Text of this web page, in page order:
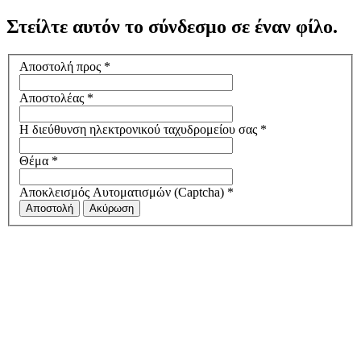
Στείλτε αυτόν το σύνδεσμο σε έναν φίλο.
Αποστολή προς *
Αποστολέας *
Η διεύθυνση ηλεκτρονικού ταχυδρομείου σας *
Θέμα *
Αποκλεισμός Αυτοματισμών (Captcha) *
Αποστολή Ακύρωση